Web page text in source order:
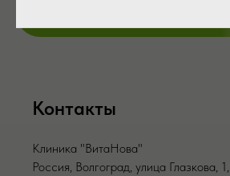
Контакты
Клиника "ВитаНова"
Россия, Волгоград, улица Глазкова, 1,